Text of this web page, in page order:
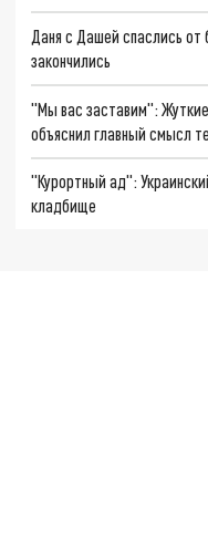
Даня с Дашей спаслись
закончились
"Мы вас заставим":
объяснил главный смысл
"Курортный ад":
кладбище